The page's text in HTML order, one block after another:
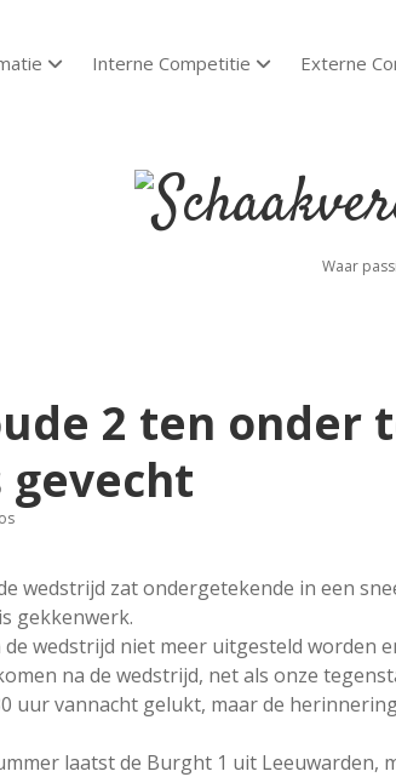
open dropdown menu
Interne Competitie open dropdown
Externe
Waar
2 ten onder
wedstrijd zat ondergetekende in een
gekkenwerk.
wedstrijd niet meer uitgesteld worden
na de wedstrijd, net als onze
uur vannacht gelukt, maar de
laatst de Burght 1 uit Leeuwarden,